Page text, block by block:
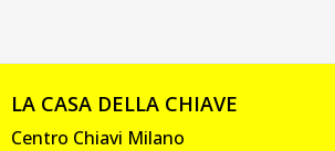
LA CASA DELLA CHIAVE
Centro Chiavi Milano